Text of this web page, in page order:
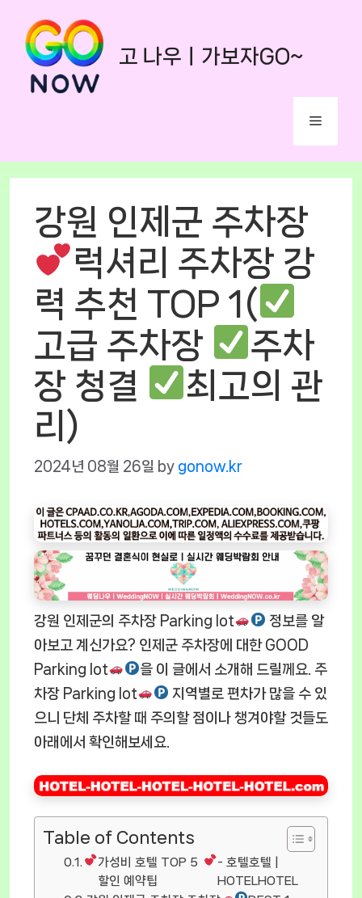
content
고 나우ㅣ가보자GO~
Menu
강원 인제군 주차장
럭셔리 주차장 강
력 추천 TOP 1(
고급 주차장
주차
장 청결
최고의 관
리)
2024년 08월 26일 by gonow.kr
강원 인제군의 주차장 Parking lot
정보를 알
아보고 계신가요? 인제군 주차장에 대한 GOOD
Parking lot
을 이 글에서 소개해 드릴께요. 주
차장 Parking lot
지역별로 편차가 많을 수 있
으니 단체 주차할 때 주의할 점이나 챙겨야할 것들도
아래에서 확인해보세요.
Table of Contents
가성비 호텔 TOP 5
할인 예약팁
- 호텔호텔 |
HOTELHOTEL